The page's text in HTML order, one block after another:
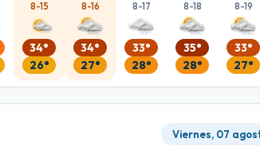
8-15
34°
26°
8-16
34°
27°
8-17
33°
28°
8-18
35°
28°
8-19
33°
27°
Viernes, 07